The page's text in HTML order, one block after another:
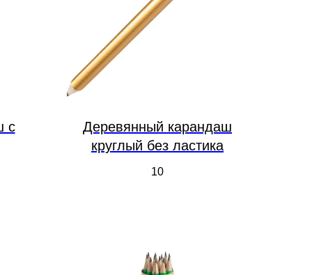
с
Деревянный карандаш
круглый без ластика
10